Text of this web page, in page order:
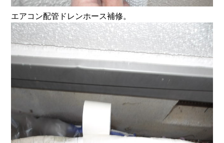
エアコン配管ドレンホース補修。